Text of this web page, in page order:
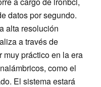
datos por segundo.
alta resolución
a través de
muy práctico en la era
como el
El sistema estará